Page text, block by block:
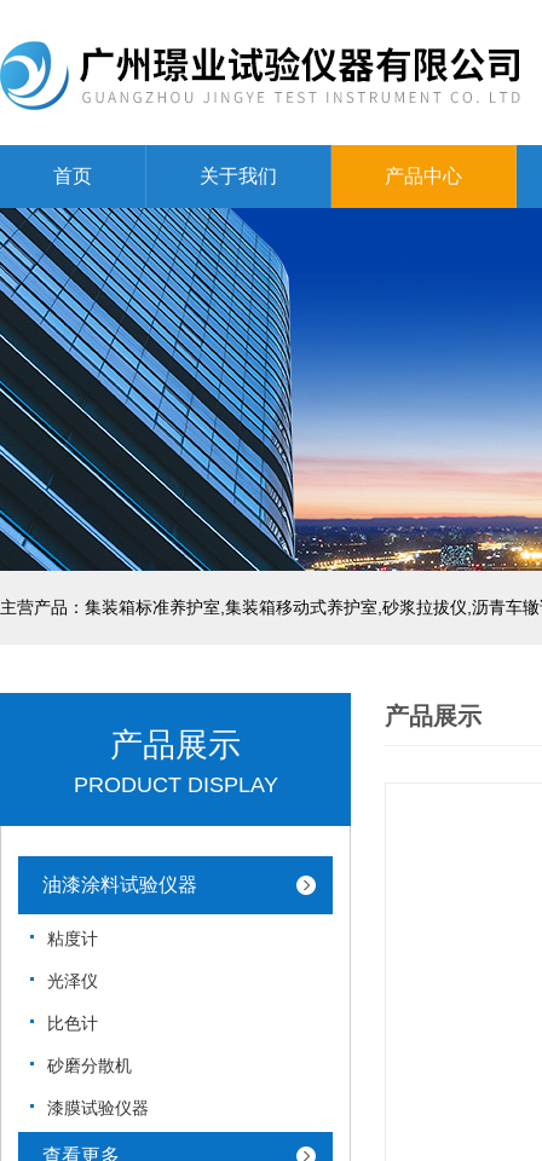
首页 关于我们 产品中心
主营产品：集装箱标准养护室,集装箱移动式养护室,砂浆拉拔仪,沥青车
产品展示
PRODUCT DISPLAY
油漆涂料试验仪器
粘度计
光泽仪
比色计
砂磨分散机
漆膜试验仪器
查看更多
产品展示